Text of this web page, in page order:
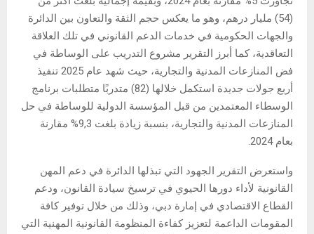
(54) مليار درهم، وهو ما يعكس حجم الثقة والتعاون بين الدائرة
والجهات الحكومية في خدمات الدعم القانوني في تلك العلاقة
التعاقدية، كما أبرز التقرير مشروع التدريب على الوساطة في
فض المنازعات المدنية والتجارية، حيث شهد عام 2025 تنفيذ
أربع جولات جديدة استكمل خلالها (82) متدربًا متطلبات برنامج
الوسطاء المعتمدين من قبل المؤسسة الدولية للوساطة في حل
المنازعات المدنية والتجارية، بنسبة زيادة بلغت 9,3% مقارنة
بعام 2024.
واستعرض التقرير الجهود التي تبذلها الدائرة في دعم المهن
القانونية لأداء دورها الحيوي في ترسيخ سيادة القانون، ودعم
القطاع الاقتصادي في إمارة دبي، وذلك من خلال توفير كافة
المقومات الداعمة لتعزيز كفاءة المنظومة القانونية المهنية التي